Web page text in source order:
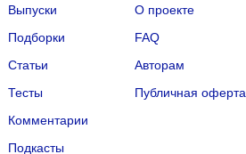
Выпуски
Подборки
Статьи
Тесты
Комментарии
Подкасты
О проекте
FAQ
Авторам
Публичная оферта